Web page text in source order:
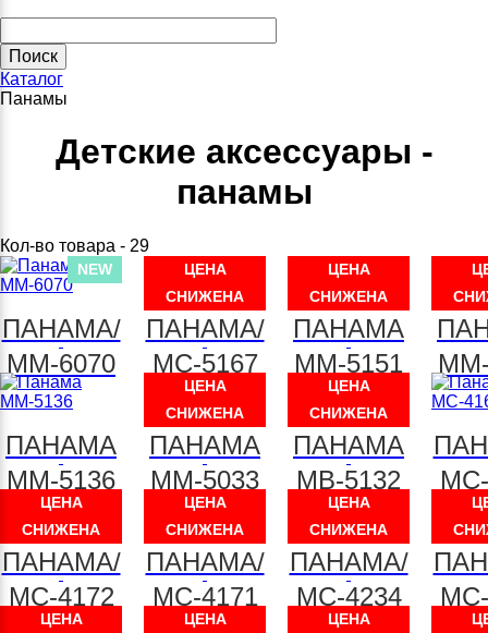
Каталог
Панамы
Детские аксессуары -
панамы
Кол-во товара - 29
NEW
ПАНАМА/
ММ-6070
ЦЕНА
СНИЖЕНА
ПАНАМА/
МС-5167
ЦЕНА
СНИЖЕНА
ПАНАМА
ММ-5151
ММ-
ПАНАМА
ММ-5136
ЦЕНА
СНИЖЕНА
ПАНАМА
ММ-5033
ЦЕНА
СНИЖЕНА
ПАНАМА
МВ-5132
ЦЕНА
СНИЖЕНА
ПАНАМА/
МС-4172
ЦЕНА
СНИЖЕНА
ПАНАМА/
МС-4171
ЦЕНА
СНИЖЕНА
ПАНАМА/
МС-4234
ЦЕНА
ЦЕНА
ЦЕНА